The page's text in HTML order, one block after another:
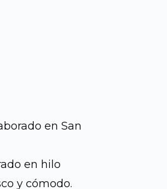
en San
en hilo
y cómodo.